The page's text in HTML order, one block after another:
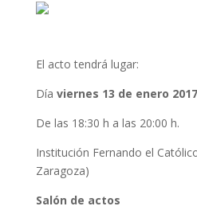
El acto tendrá lugar:
Día viernes 13 de enero 2017
De las 18:30 h a las 20:00 h.
Institución Fernando el
Zaragoza)
Salón de actos